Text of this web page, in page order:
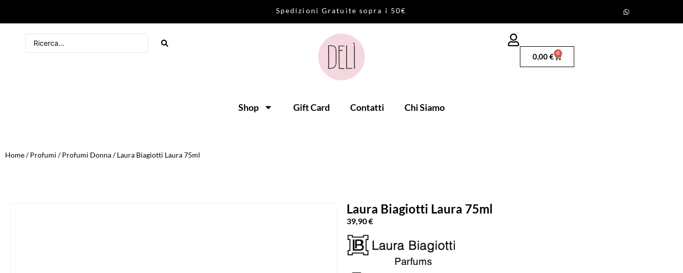
Sped izi on i Gratu ite sopra i 50€
0,00€ 0
Shop Gift Card Contatti Chi Siamo
Home/Profumi /Profumi Donna/ Laura Biagiotti Laura 75ml
Laura Biagiotti Laura 75ml
39,90€